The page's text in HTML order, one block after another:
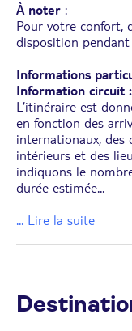
À noter :
Pour votre confort,
disposition pendant
Informations
Information circuit :
L’itinéraire est
en fonction des
internationaux, des
intérieurs et des
indiquons le
durée estimée...
... Lire la suite